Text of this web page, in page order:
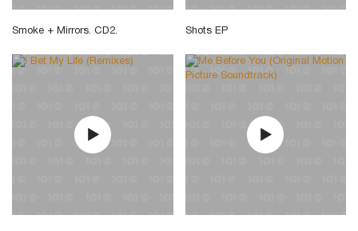
Smoke + Mirrors. CD2. Shots EP